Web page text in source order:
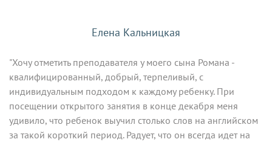
Елена Кальницкая
"Хочу отметить преподавателя у моего сына Романа -
квалифицированный, добрый, терпеливый, с
индивидуальным подходом к каждому ребенку. При
посещении открытого занятия в конце декабря меня
удивило, что ребенок выучил столько слов на английском
за такой короткий период. Радует, что он всегда идет на